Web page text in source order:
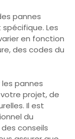
pannes
Les
en fonction
des codes du
pannes
projet, de
Il est
du
conseils